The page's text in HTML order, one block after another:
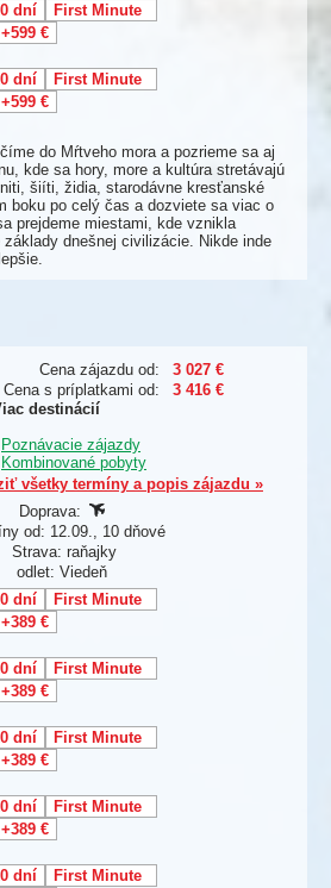
dní
First Minute
+599 €
dní
First Minute
+599 €
do Mŕtveho mora a pozrieme sa aj
kde sa hory, more a kultúra stretávajú
šiíti, židia, starodávne kresťanské
boku po celý čas a dozviete sa viac o
prejdeme miestami, kde vznikla
základy dnešnej civilizácie. Nikde inde
Cena zájazdu od:
3 027 €
Cena s príplatkami od:
3 416 €
destinácií
Poznávacie zájazdy
Kombinované pobyty
všetky termíny a popis zájazdu »
Doprava:
od: 12.09., 10 dňové
Strava: raňajky
odlet: Viedeň
dní
First Minute
+389 €
dní
First Minute
+389 €
dní
First Minute
+389 €
dní
First Minute
+389 €
dní
First Minute